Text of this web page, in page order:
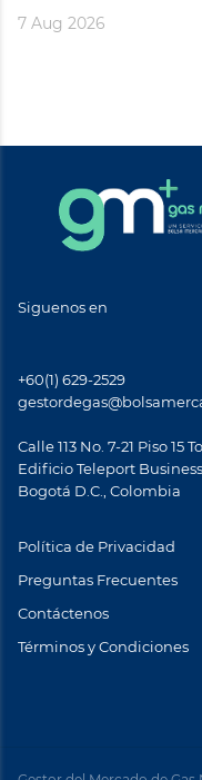
7 Aug 2026
Siguenos en
+60(1) 629-2529
Calle 113 No. 7-21 Piso 15
Ediﬁcio Teleport
Bogotá D.C., Colombia
Política de Privacidad
Preguntas Frecuentes
Contáctenos
Términos y Condiciones